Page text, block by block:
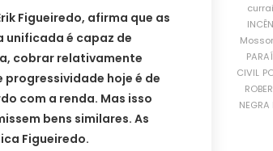
Figueiredo, afirma que as
é capaz de
cobrar relativamente
progressividade hoje é de
com a renda. Mas isso
bens similares. As
Figueiredo.
CIVIL
NEGRA